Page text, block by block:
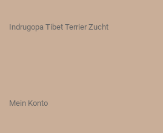
Indrugopa Tibet Terrier Zucht
Mein Konto